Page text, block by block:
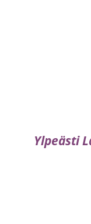
LISÄÄ
Ylpeästi